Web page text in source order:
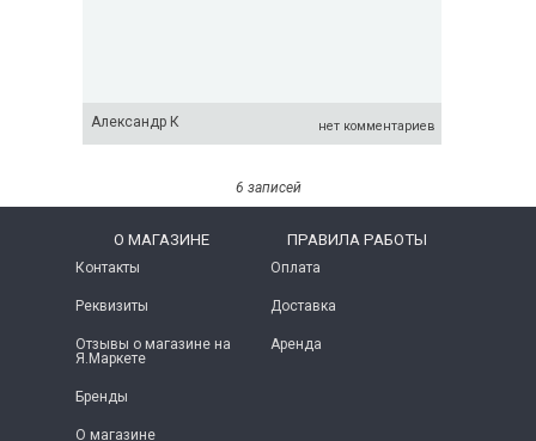
Александр К нет комментариев
6 записей
O МАГАЗИНЕ
Контакты
Реквизиты
Отзывы о магазине на
Я.Маркете
Бренды
О магазине
ПРАВИЛА РАБОТЫ
Оплата
Доставка
Аренда